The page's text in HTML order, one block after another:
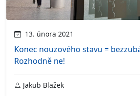
13. února 2021
Konec nouzového stavu =
Rozhodně ne!
Jakub Blažek